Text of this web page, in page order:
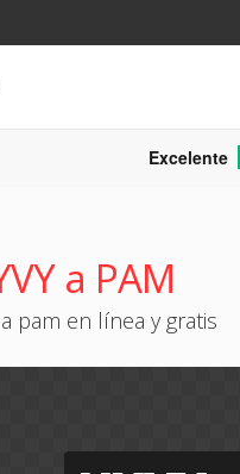
Excelente
a PAM
pam en línea y gratis